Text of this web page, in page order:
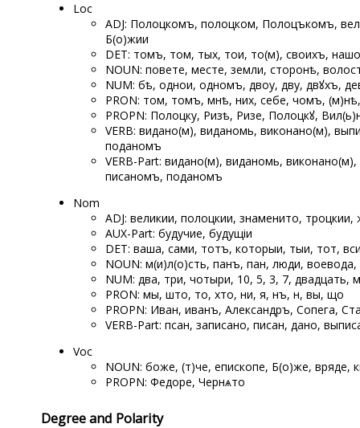
Loc
ADJ: Полоцкомъ, полоцком, Полоцъкомъ,
Б(о)жии
DET: томъ, том, тых, тои, то(м), своихъ,
NOUN: повете, месте, земли, сторонѣ,
NUM: ѡбѣ, однои, одномъ, двоу, дву, двꙋхъ,
PRON: том, томъ, мнѣ, них, себе, чомъ,
PROPN: Полоцку, Ризѣ, Ризе, Полоцкꙋ,
VERB: видано(м), виданомь, виконано(м),
поданомъ
VERB-Part: видано(м), виданомь,
писаномъ, поданомъ
Nom
ADJ: великии, полоцкии, знаменито,
AUX-Part: будучие, будущіи
DET: ваша, сами, тотъ, которыи, тыи, тот,
NOUN: м(и)л(о)сть, панъ, пан, люди,
NUM: два, три, чотыри, 10, 5, 3, 7, двадцать,
PRON: мы, што, то, хто, ѡни, я, ѡнъ, ѡн, вы, що
PROPN: Иван, иванъ, Александръ, Сопега,
VERB-Part: псан, записано, писан, дано,
Voc
NOUN: боже, ѡ(т)че, епископе, Б(о)же,
PROPN: Федоре, Чернѧто
Degree and Polarity